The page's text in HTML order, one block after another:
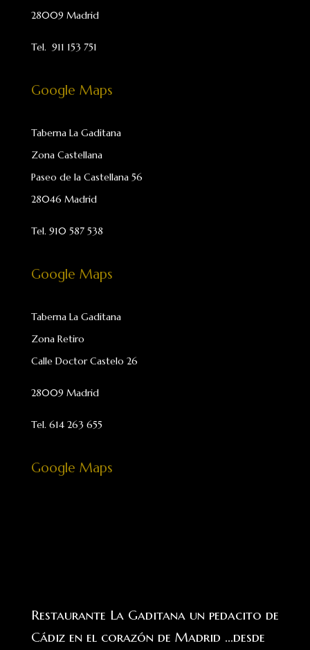
28009 Madrid
Tel. 911 153 751
Google Maps
Taberna La Gaditana
Zona Castellana
Paseo de la Castellana 56
28046 Madrid
Tel. 910 587 538
Google Maps
Taberna La Gaditana
Zona Retiro
Calle Doctor Castelo 26
28009 Madrid
Tel. 614 263 655
Google Maps
Restaurante La Gaditana un pedacito de
Cádiz en el corazón de Madrid ...desde